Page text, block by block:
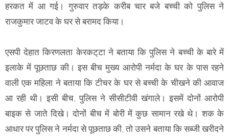
हरकत में आ गई। गुरुवार तड़के करीब चार बजे बच्ची को पुलिस ने
राजकुमार जाटव के घर से बरामद किया।
एसपी देहात किरणलता केरकट्‌टा ने बताया कि पुलिस ने बच्ची के बारे में
इलाके में पूछताछ की। इस बीच मुख्य आरोपी नर्मदा के घर के पास रहने
वाली एक महिला ने बताया कि टीचर के घर से बच्ची के चीखने की आवाज
आ रही थी। इसी बीच, पुलिस ने सीसीटीवी खंगाले। इसमें दोनों आरोपी
बाइक से जाते दिखे। दोनों बीच में बोरी में कुछ सामान रखे थे। शक के
आधार पर पुलिस ने नर्मदा से पूछताछ की, तो उसने बताया कि सब्जी खरीदने